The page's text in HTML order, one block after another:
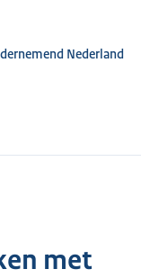
Nederland
met